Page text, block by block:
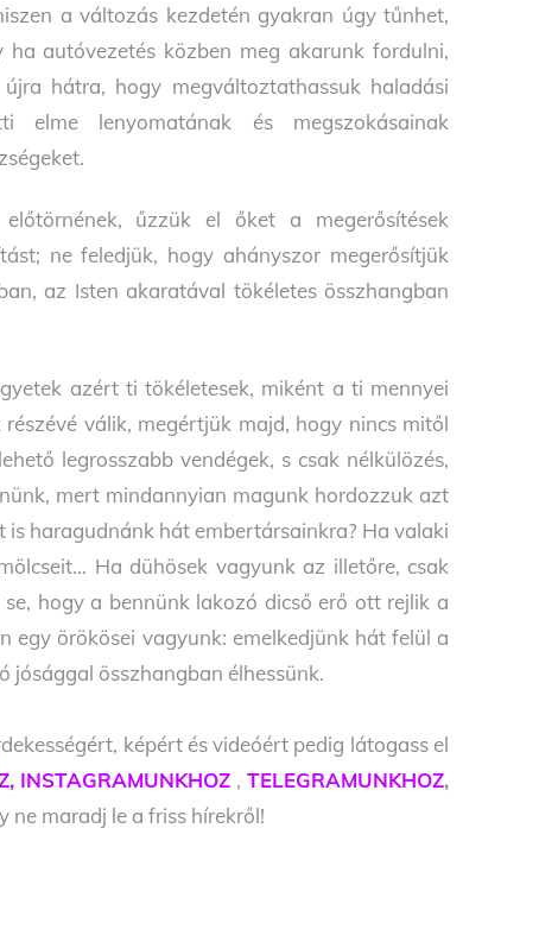
a változás kezdetén gyakran úgy tűnhet,
autóvezetés közben meg akarunk fordulni,
hátra, hogy megváltoztathassuk haladási
lenyomatának és megszokásainak
űzzük el őket a megerősítések
ne feledjük, hogy ahányszor megerősítjük
az Isten akaratával tökéletes összhangban
azért ti tökéletesek, miként a ti mennyei
válik, megértjük majd, hogy nincs mitől
legrosszabb vendégek, s csak nélkülözés,
mert mindannyian magunk hordozzuk azt
haragudnánk hát embertársainkra? Ha valaki
Ha dühösek vagyunk az illetőre, csak
hogy a bennünk lakozó dicső erő ott rejlik a
egy örökösei vagyunk: emelkedjünk hát felül a
jósággal összhangban élhessünk.
képért és videóért pedig látogass el
INSTAGRAMUNKHOZ , TELEGRAMUNKHOZ,
ne maradj le a friss hírekről!